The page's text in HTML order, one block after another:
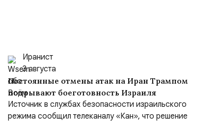
Иранист
3 августа
Постоянные отмены атак на Иран Трампом
подрывают боеготовность Израиля
Источник в службах безопасности израильского
режима сообщил телеканалу «Кан», что решение